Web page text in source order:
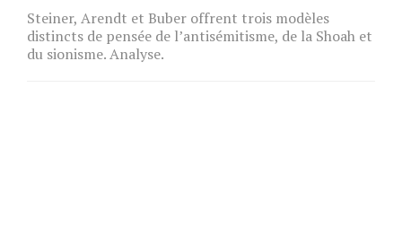
Steiner, Arendt et Buber offrent trois modèles
distincts de pensée de l’antisémitisme, de la Shoah et
du sionisme. Analyse.